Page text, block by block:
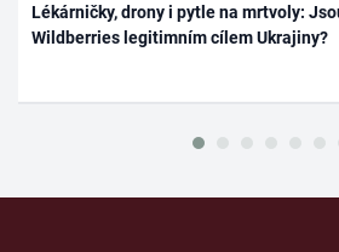
Lékárničky, drony i pytle na mrtvoly:
Wildberries legitimním cílem Ukrajiny?